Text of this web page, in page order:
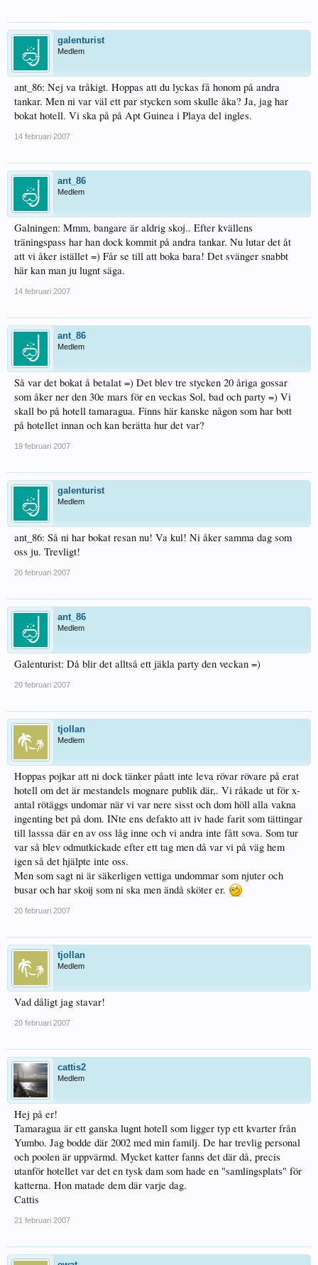
galenturist
Medlem
ant_86: Nej va tråkigt. Hoppas att du lyckas få honom på andra
tankar. Men ni var väl ett par stycken som skulle åka? Ja, jag har
bokat hotell. Vi ska på på Apt Guinea i Playa del ingles.
14 februari 2007
ant_86
Medlem
Galningen: Mmm, bangare är aldrig skoj.. Efter kvällens
träningspass har han dock kommit på andra tankar. Nu lutar det åt
att vi åker istället =) Får se till att boka bara! Det svänger snabbt
här kan man ju lugnt säga.
14 februari 2007
ant_86
Medlem
Så var det bokat å betalat =) Det blev tre stycken 20 åriga gossar
som åker ner den 30e mars för en veckas Sol, bad och party =) Vi
skall bo på hotell tamaragua. Finns här kanske någon som har bott
på hotellet innan och kan berätta hur det var?
19 februari 2007
galenturist
Medlem
ant_86: Så ni har bokat resan nu! Va kul! Ni åker samma dag som
oss ju. Trevligt!
20 februari 2007
ant_86
Medlem
Galenturist: Då blir det alltså ett jäkla party den veckan =)
20 februari 2007
tjollan
Medlem
Hoppas pojkar att ni dock tänker påatt inte leva rövar rövare på erat
hotell om det är mestandels mognare publik där,. Vi råkade ut för x-
antal rötäggs undomar när vi var nere sisst och dom höll alla vakna
ingenting bet på dom. INte ens defakto att iv hade farit som tättingar
till lasssa där en av oss låg inne och vi andra inte fått sova. Som tur
var så blev odmutkickade efter ett tag men då var vi på väg hem
igen så det hjälpte inte oss.
Men som sagt ni är säkerligen vettiga undommar som njuter och
busar och har skoij som ni ska men ändå sköter er.
20 februari 2007
tjollan
Medlem
Vad dåligt jag stavar!
20 februari 2007
cattis2
Medlem
Hej på er!
Tamaragua är ett ganska lugnt hotell som ligger typ ett kvarter från
Yumbo. Jag bodde där 2002 med min familj. De har trevlig personal
och poolen är uppvärmd. Mycket katter fanns det där då, precis
utanför hotellet var det en tysk dam som hade en "samlingsplats" för
katterna. Hon matade dem där varje dag.
Cattis
21 februari 2007